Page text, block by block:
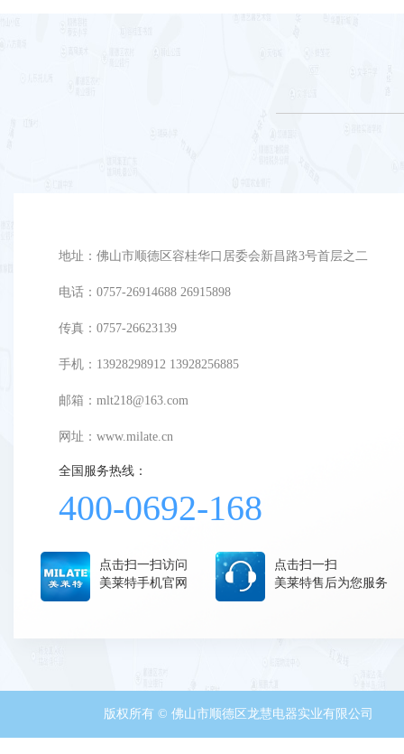
地址：佛山市顺德区容桂华口居委会新昌路3号首层之二
电话：0757-26914688 26915898
传真：0757-26623139
手机：13928298912 13928256885
邮箱：mlt218@163.com
网址： www.milate.cn
全国服务热线：
400-0692-168
点击扫一扫访问
美莱特手机官网
点击扫一扫
美莱特售后为您服务
版权所有 © 佛山市顺德区龙慧电器实业有限公司